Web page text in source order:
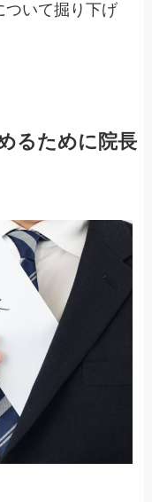
ついて掘り下げ
るために院長